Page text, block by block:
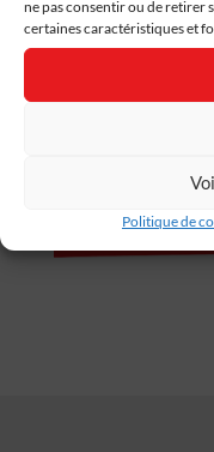
ne pas consentir ou de retirer
certaines caractéristiques et
Politique de
– Pichon, Adrien. «
Vers une approche
syllogomanie »:
« aux limites »,